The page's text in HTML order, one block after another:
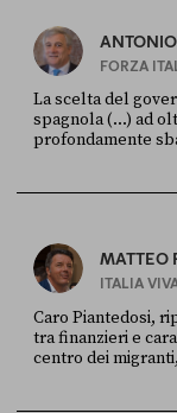
FORZA
La scelta del
spagnola (...) ad
profondamente
MATTEO
ITALIA
Caro Piantedosi,
tra finanzieri e
centro dei